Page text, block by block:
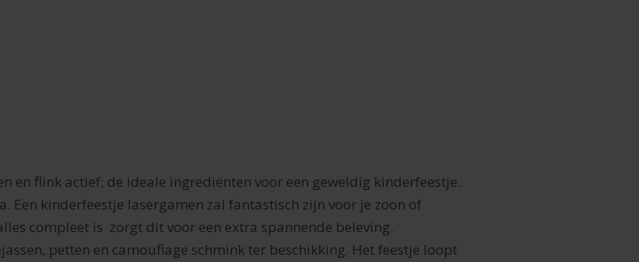
en flink actief; de ideale ingrediënten voor een geweldig kinderfeestje.
Een kinderfeestje lasergamen zal fantastisch zijn voor je zoon of
compleet is zorgt dit voor een extra spannende beleving.
petten en camouflage schmink ter beschikking. Het feestje loopt